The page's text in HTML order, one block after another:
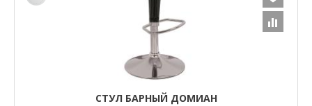
СТУЛ БАРНЫЙ ДОМИАН